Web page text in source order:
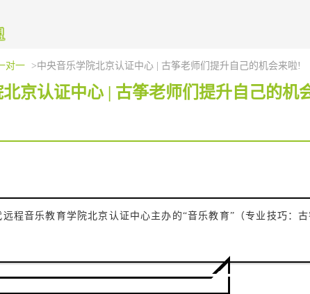
对一 >中央音乐学院北京认证中心 | 古筝老师们提升自己的机会来啦!
京认证中心 | 古筝老师们提升自己的机
程音乐教育学院北京认证中心主办的“音乐教育”（专业技巧：